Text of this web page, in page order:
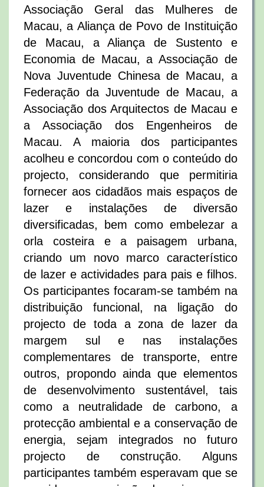
Associação Geral das Mulheres de
Macau, a Aliança de Povo de Instituição
de Macau, a Aliança de Sustento e
Economia de Macau, a Associação de
Nova Juventude Chinesa de Macau, a
Federação da Juventude de Macau, a
Associação dos Arquitectos de Macau e
a Associação dos Engenheiros de
Macau. A maioria dos participantes
acolheu e concordou com o conteúdo do
projecto, considerando que permitiria
fornecer aos cidadãos mais espaços de
lazer e instalações de diversão
diversificadas, bem como embelezar a
orla costeira e a paisagem urbana,
criando um novo marco característico
de lazer e actividades para pais e filhos.
Os participantes focaram-se também na
distribuição funcional, na ligação do
projecto de toda a zona de lazer da
margem sul e nas instalações
complementares de transporte, entre
outros, propondo ainda que elementos
de desenvolvimento sustentável, tais
como a neutralidade de carbono, a
protecção ambiental e a conservação de
energia, sejam integrados no futuro
projecto de construção. Alguns
participantes também esperavam que se